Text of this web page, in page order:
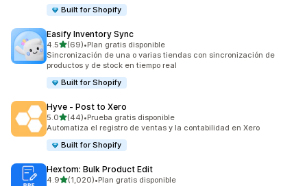
Built for Shopify
Easify Inventory Sync
4.5de 5 estrellas
(69)
69 reseñas en total
•Plan gratis disponible
Sincronización de una o varias tiendas con sincronización de
productos y de stock en tiempo real
Built for Shopify
Hyve ‑ Post to Xero
5.0de 5 estrellas
(44)
44 reseñas en total
•Prueba gratis disponible
Automatiza el registro de ventas y la contabilidad en Xero
Built for Shopify
Hextom: Bulk Product Edit
4.9de 5 estrellas
(1,020)
1020 reseñas en total
•Plan gratis disponible